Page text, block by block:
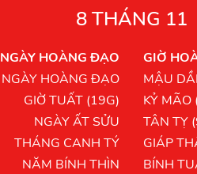
8 THÁNG 11
NGÀY HOÀNG ĐẠO
NGÀY HOÀNG ĐẠO
GIỜ TUẤT (19G)
NGÀY ẤT SỬU
THÁNG CANH TÝ
NĂM BÍNH THÌN
GIỜ
MẬU
KỶ MÃO
TÂN TỴ
GIÁP
BÍNH